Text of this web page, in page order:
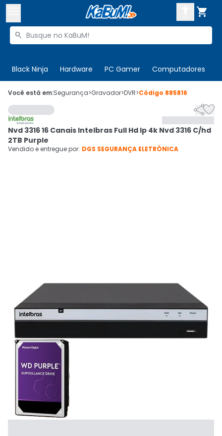

Buscar produtos

Black Ninja Hardware PC Gamer Computadores
 Olá. Acesse sua conta
 Departamentos
Cupons
CADASTRE-SE
Você está em:Segurança>Gravador>DVR>Código 885816

Nvd 3316 16 Canais Intelbras Full Hd Ip 4k Nvd 3316 C/hd
2TB Purple
Vendido e entregue por: DGS SEGURANÇA ELETRÔNICA